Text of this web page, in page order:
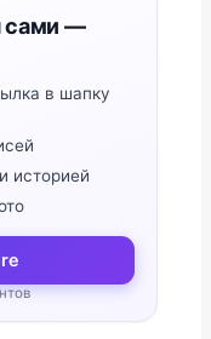
сами —
в шапку
историей